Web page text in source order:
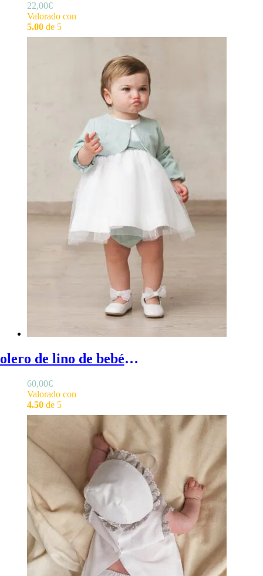
22,00€
Valorado con
5.00 de 5
Bolero de lino de bebé - bolero bebe en lino para ceremonias
60,00€
Valorado con
4.50 de 5